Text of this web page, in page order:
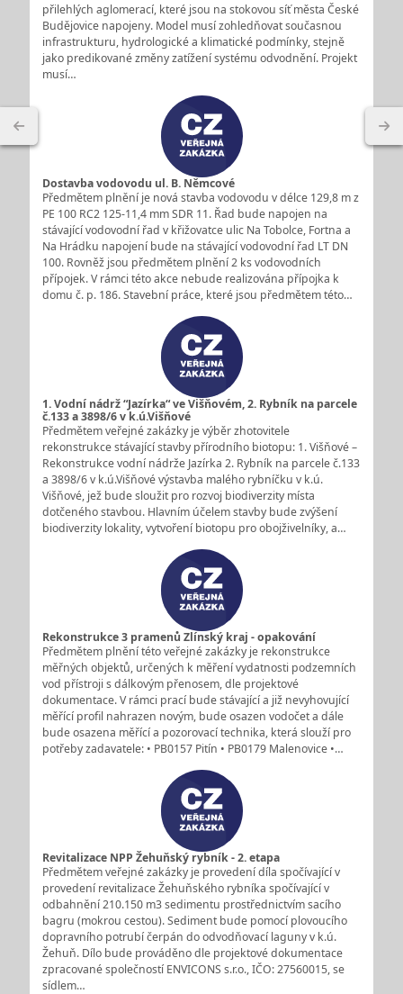
přilehlých aglomerací, které jsou na stokovou síť města České
Budějovice napojeny. Model musí zohledňovat současnou
infrastrukturu, hydrologické a klimatické podmínky, stejně
jako predikované změny zatížení systému odvodnění. Projekt
musí…
Dostavba vodovodu ul. B. Němcové
Předmětem plnění je nová stavba vodovodu v délce 129,8 m z
PE 100 RC2 125-11,4 mm SDR 11. Řad bude napojen na
stávající vodovodní řad v křižovatce ulic Na Tobolce, Fortna a
Na Hrádku napojení bude na stávající vodovodní řad LT DN
100. Rovněž jsou předmětem plnění 2 ks vodovodních
přípojek. V rámci této akce nebude realizována přípojka k
domu č. p. 186. Stavební práce, které jsou předmětem této…
1. Vodní nádrž “Jazírka“ ve Višňovém, 2. Rybník na parcele
č.133 a 3898/6 v k.ú.Višňové
Předmětem veřejné zakázky je výběr zhotovitele
rekonstrukce stávající stavby přírodního biotopu: 1. Višňové –
Rekonstrukce vodní nádrže Jazírka 2. Rybník na parcele č.133
a 3898/6 v k.ú.Višňové výstavba malého rybníčku v k.ú.
Višňové, jež bude sloužit pro rozvoj biodiverzity místa
dotčeného stavbou. Hlavním účelem stavby bude zvýšení
biodiverzity lokality, vytvoření biotopu pro obojživelníky, a…
Rekonstrukce 3 pramenů Zlínský kraj - opakování
Předmětem plnění této veřejné zakázky je rekonstrukce
měřných objektů, určených k měření vydatnosti podzemních
vod přístroji s dálkovým přenosem, dle projektové
dokumentace. V rámci prací bude stávající a již nevyhovující
měřící profil nahrazen novým, bude osazen vodočet a dále
bude osazena měřící a pozorovací technika, která slouží pro
potřeby zadavatele: • PB0157 Pitín • PB0179 Malenovice •…
Revitalizace NPP Žehuňský rybník - 2. etapa
Předmětem veřejné zakázky je provedení díla spočívající v
provedení revitalizace Žehuňského rybníka spočívající v
odbahnění 210.150 m3 sedimentu prostřednictvím sacího
bagru (mokrou cestou). Sediment bude pomocí plovoucího
dopravního potrubí čerpán do odvodňovací laguny v k.ú.
Žehuň. Dílo bude prováděno dle projektové dokumentace
zpracované společností ENVICONS s.r.o., IČO: 27560015, se
sídlem…